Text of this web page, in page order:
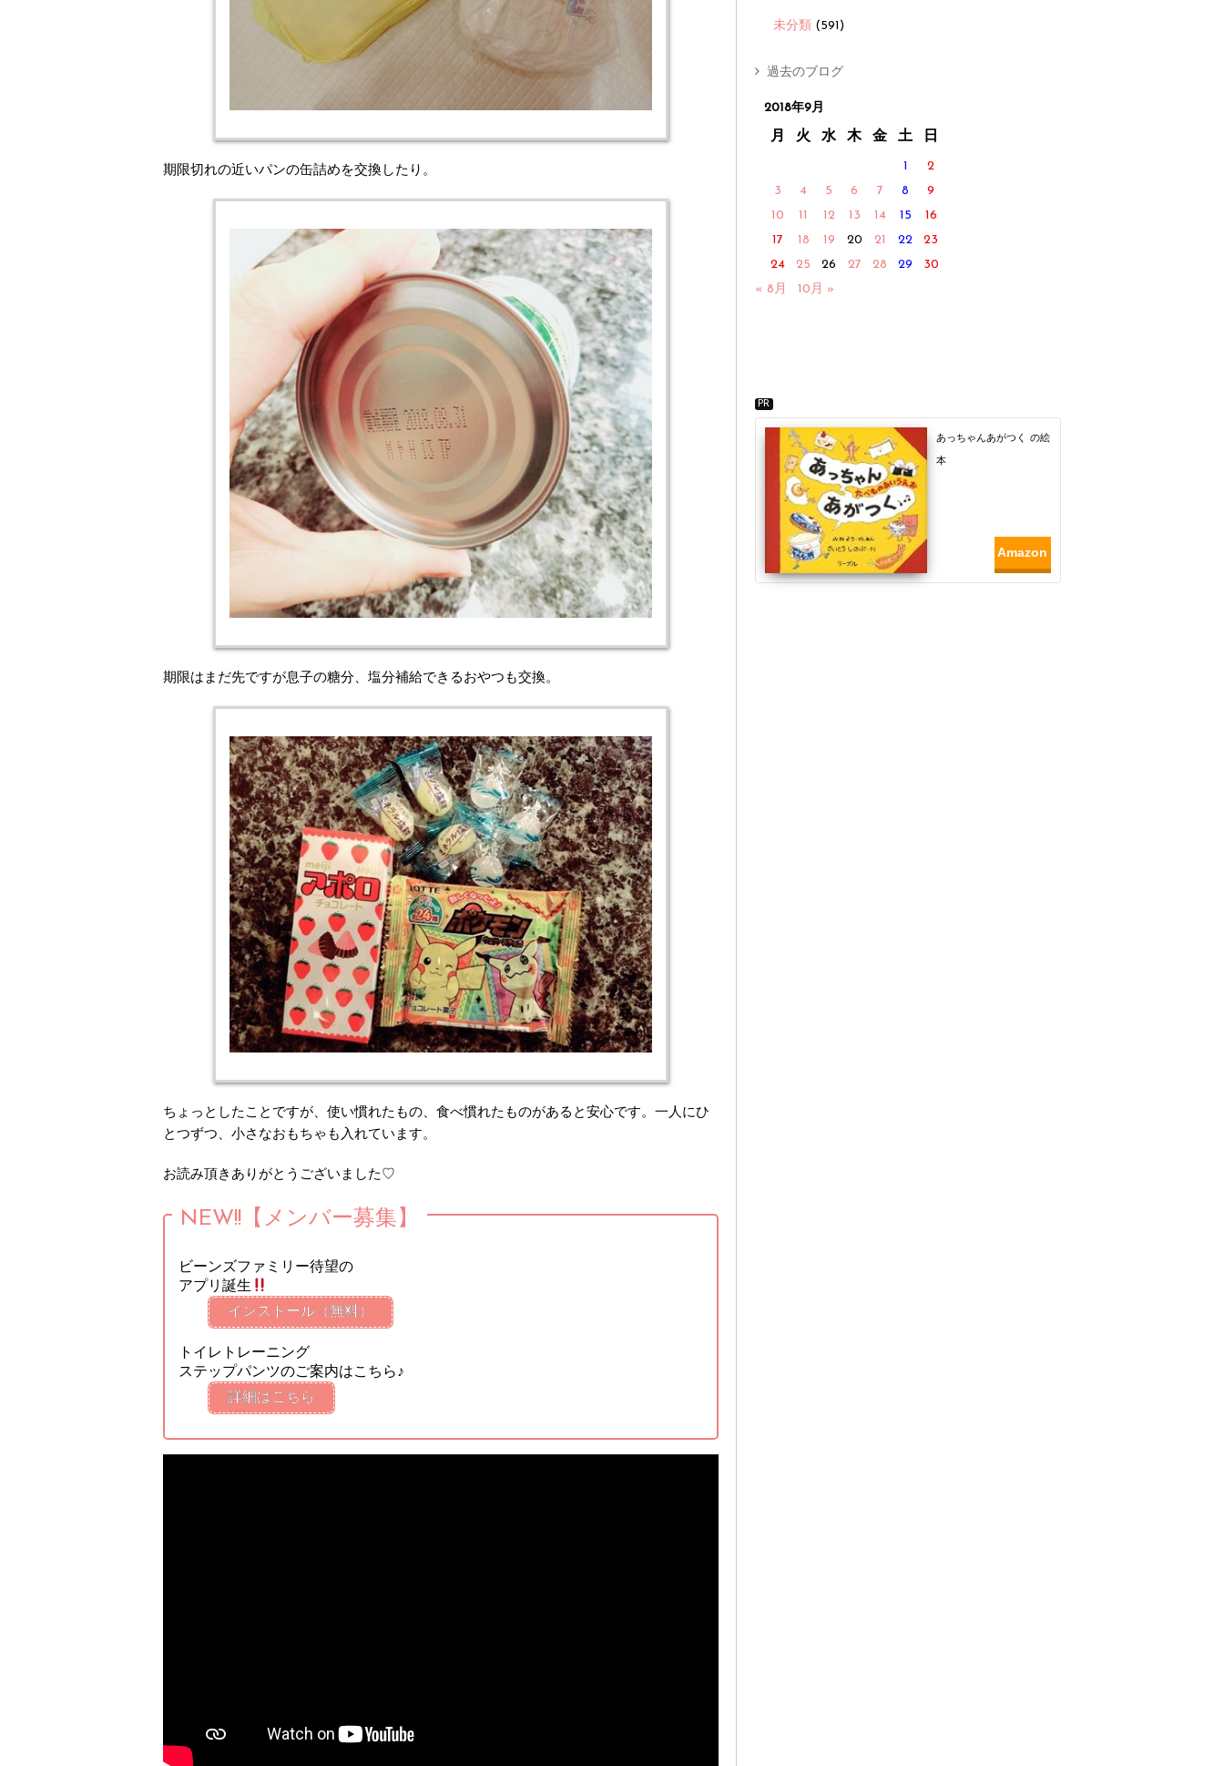
期限切れの近いパンの缶詰めを交換したり。
期限はまだ先ですが息子の糖分、塩分補給できるおやつも交換。
ちょっとしたことですが、使い慣れたもの、食べ慣れたものがあると安心です。一人にひ
とつずつ、小さなおもちゃも入れています。
お読み頂きありがとうございました♡
NEW!!【メンバー募集】
ビーンズファミリー待望の
アプリ誕生
インストール（無料）
トイレトレーニング
ステップパンツのご案内はこちら♪
詳細はこちら
未分類 (591)
過去のブログ
2018年9月
月 火 水 木 金 土 日
1
2
3
4 5 6 7 8
9
10
11 12 13 14 15
16
17
18 19 20 21 22
23
24
25 26 27 28 29
30
« 8月
10月 »
PR
あっちゃんあがつく の絵
本
Amazon